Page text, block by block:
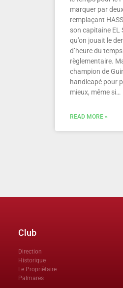
marquer par
remplaçant
son capitaine EL
qu’on jouait le
d’heure du temps
règlementaire.
champion de
handicapé pour
mieux, même si…
READ MORE »
Club
Direction
Historique
Le Propriètaire
Palmares